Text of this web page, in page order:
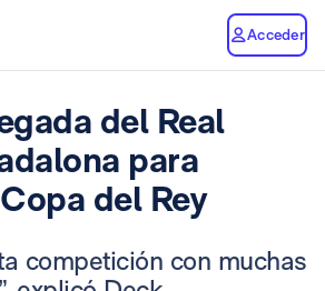
Acceder
del Real
para
del Rey
competición con muchas